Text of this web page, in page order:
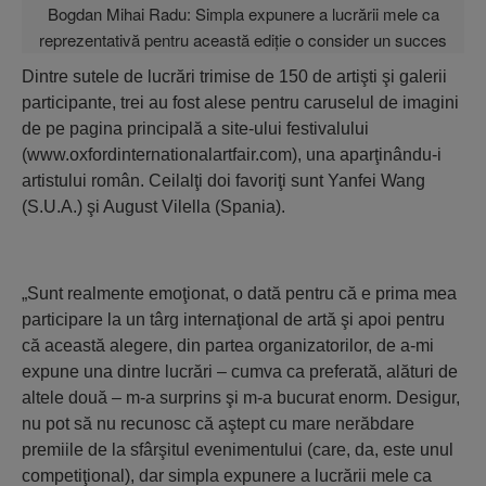
Dintre sutele de lucrări trimise de 150 de artişti şi galerii
participante, trei au fost alese pentru caruselul de imagini
de pe pagina principală a site-ului festivalului
(www.oxfordinternationalartfair.com), una aparţinându-i
artistului român. Ceilalţi doi favoriţi sunt Yanfei Wang
(S.U.A.) şi August Vilella (Spania).
„Sunt realmente emoţionat, o dată pentru că e prima mea
participare la un târg internaţional de artă şi apoi pentru
că această alegere, din partea organizatorilor, de a-mi
expune una dintre lucrări – cumva ca preferată, alături de
altele două – m-a surprins şi m-a bucurat enorm. Desigur,
nu pot să nu recunosc că aştept cu mare nerăbdare
premiile de la sfârşitul evenimentului (care, da, este unul
competiţional), dar simpla expunere a lucrării mele ca